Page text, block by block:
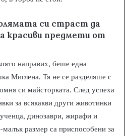
си страст да
красиви предмети от
направих, беше една
Миглена. Тя не се разделяше с
си майсторката. След успеха
за всякакви други животинки
динозаври, жирафи и
размер са приспособени за